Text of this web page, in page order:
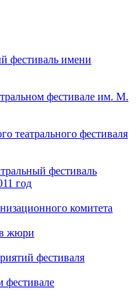
фестиваль имени
фестивале им. М.
театрального фестиваля
фестиваль
год
комитета
жюри
фестиваля